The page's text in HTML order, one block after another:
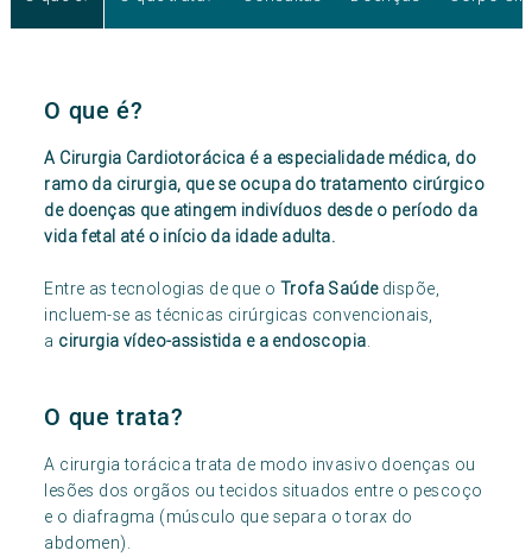
O que é?
A Cirurgia Cardiotorácica é a especialidade médica, do
ramo da cirurgia, que se ocupa do tratamento cirúrgico
de doenças que atingem indivíduos desde o período da
vida fetal até o início da idade adulta.
Entre as tecnologias de que o Trofa Saúde dispõe,
incluem-se as técnicas cirúrgicas convencionais,
a cirurgia vídeo-assistida e a endoscopia.
O que trata?
A cirurgia torácica trata de modo invasivo doenças ou
lesões dos orgãos ou tecidos situados entre o pescoço
e o diafragma (músculo que separa o torax do
abdomen).